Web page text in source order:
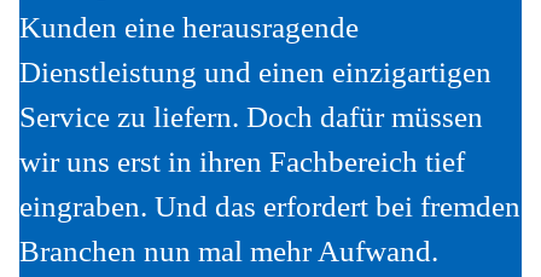
Kunden eine herausragende
Dienstleistung und einen einzigartigen
Service zu liefern. Doch dafür müssen
wir uns erst in ihren Fachbereich tief
eingraben. Und das erfordert bei fremden
Branchen nun mal mehr Aufwand.